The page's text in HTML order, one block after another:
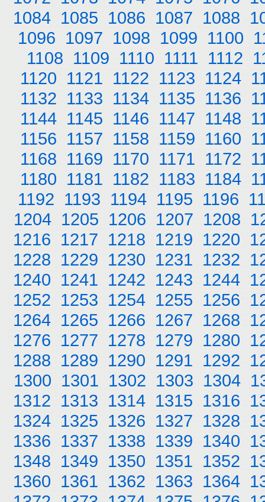
1084 1085 1086 1087 1088
1096 1097 1098 1099 1100
1108 1109 1110 1111 1112
1120 1121 1122 1123 1124
1132 1133 1134 1135 1136
1144 1145 1146 1147 1148
1156 1157 1158 1159 1160
1168 1169 1170 1171 1172
1180 1181 1182 1183 1184
1192 1193 1194 1195 1196
1204 1205 1206 1207 1208
1216 1217 1218 1219 1220
1228 1229 1230 1231 1232
1240 1241 1242 1243 1244
1252 1253 1254 1255 1256
1264 1265 1266 1267 1268
1276 1277 1278 1279 1280
1288 1289 1290 1291 1292
1300 1301 1302 1303 1304
1312 1313 1314 1315 1316
1324 1325 1326 1327 1328
1336 1337 1338 1339 1340
1348 1349 1350 1351 1352
1360 1361 1362 1363 1364